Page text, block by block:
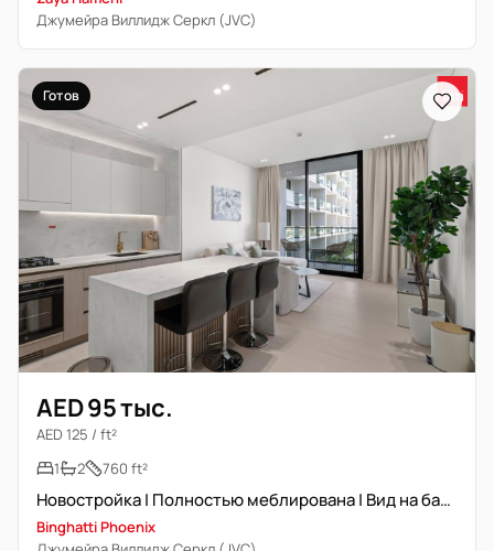
Джумейра Виллидж Серкл (JVC)
Готов
AED 95 тыс.
AED 125 / ft²
1
2 760 ft²
Новостройка | Полностью меблирована | Вид на бассейн
Binghatti Phoenix